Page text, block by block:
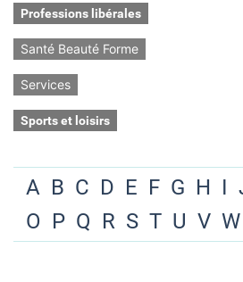
Professions libérales
Santé Beauté Forme
Services
Sports et loisirs
A B C D E F G H I
O P Q R S T U V W